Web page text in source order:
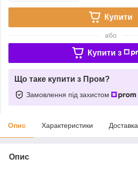
Купити
або
Купити з
Що таке купити з Пром?
Замовлення під захистом
Опис Характеристики Доставка
Опис